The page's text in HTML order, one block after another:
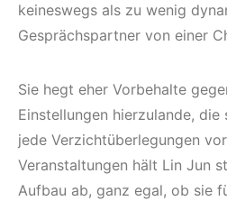
keineswegs als zu wenig
Gesprächspartner von einer
Sie hegt eher Vorbehalte
Einstellungen hierzulande,
jede Verzichtüberlegungen
Veranstaltungen hält Lin Jun
Aufbau ab, ganz egal, ob sie